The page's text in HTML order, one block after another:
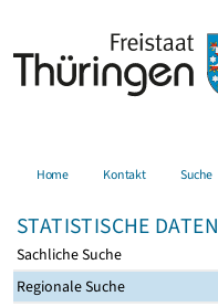
Home Kontakt Suche
STATISTISCHE DATEN
Sachliche Suche
Regionale Suche